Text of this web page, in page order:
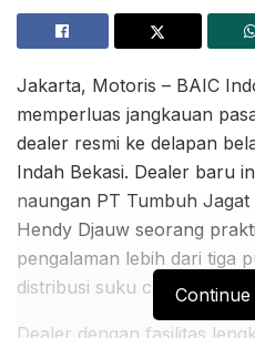
Jakarta, Motoris – BAIC
memperluas jangkauan
dealer resmi ke delapan
Indah Bekasi. Dealer baru
naungan PT Tumbuh
Hendy Djauw seorang
pengalaman lebih dari tiga
distribusi suku cadang.
Dealer dengan fasilitas
Continue